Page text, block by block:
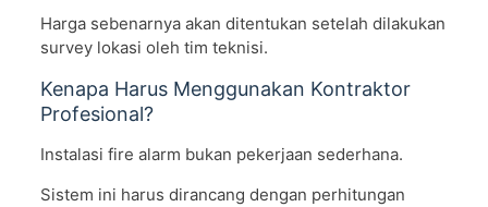
Harga sebenarnya akan ditentukan setelah dilakukan
survey lokasi oleh tim teknisi.
Kenapa Harus Menggunakan Kontraktor
Profesional?
Instalasi fire alarm bukan pekerjaan sederhana.
Sistem ini harus dirancang dengan perhitungan